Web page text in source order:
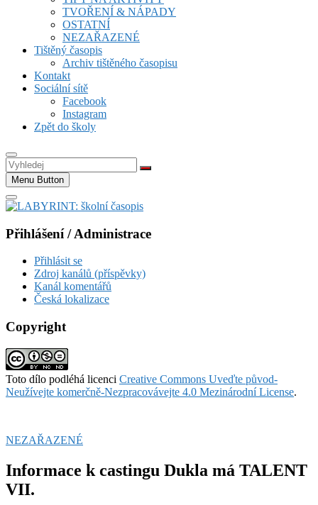
TVOŘENÍ & NÁPADY
OSTATNÍ
NEZAŘAZENÉ
Tištěný časopis
Archiv tištěného časopisu
Kontakt
Sociální sítě
Facebook
Instagram
Zpět do školy
Vyhledej
Menu Button
Přihlášení / Administrace
Přihlásit se
Zdroj kanálů (příspěvky)
Kanál komentářů
Česká lokalizace
Copyright
Toto dílo podléhá licenci Creative Commons Uveďte původ-
Neužívejte komerčně-Nezpracovávejte 4.0 Mezinárodní License.
NEZAŘAZENÉ
Informace k castingu Dukla má TALENT
VII.